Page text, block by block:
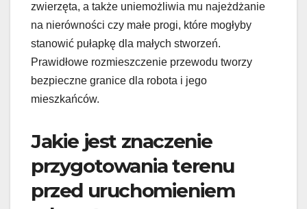
zwierzęta, a także uniemożliwia mu najeżdżanie
na nierówności czy małe progi, które mogłyby
stanowić pułapkę dla małych stworzeń.
Prawidłowe rozmieszczenie przewodu tworzy
bezpieczne granice dla robota i jego
mieszkańców.
Jakie jest znaczenie
przygotowania terenu
przed uruchomieniem